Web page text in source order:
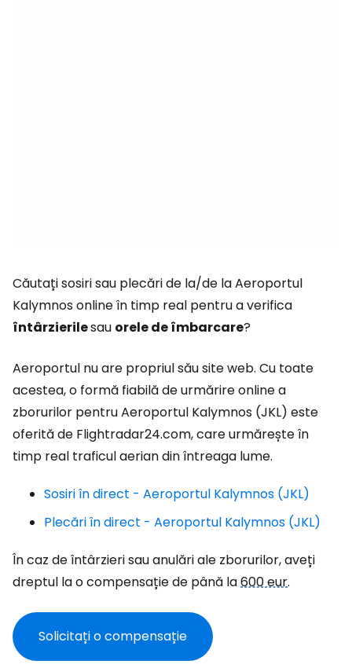
Căutați sosiri sau plecări de la/de la Aeroportul
Kalymnos online în timp real pentru a verifica
întârzierilesau orele de îmbarcare?
Aeroportul nu are propriul său site web. Cu toate
acestea, o formă fiabilă de urmărire online a
zborurilor pentru Aeroportul Kalymnos (JKL) este
oferită de Flightradar24.com, care urmărește în
timp real traficul aerian din întreaga lume.
Sosiri în direct - Aeroportul Kalymnos (JKL)
Plecări în direct - Aeroportul Kalymnos (JKL)
În caz de întârzieri sau anulări ale zborurilor, aveți
dreptul la o compensație de până la600 eur.
Solicitați o compensație